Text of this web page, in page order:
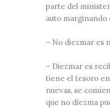
parte del
auto marginando
– No diezmar es
– Diezmar es
tiene el tesoro
nuevas, se
que no diezma